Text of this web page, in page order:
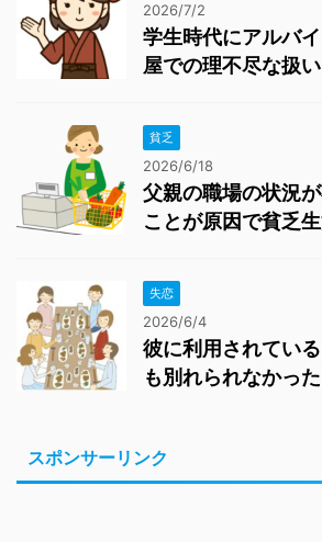
2026/7/2
学生時代にアルバ
屋での理不尽な扱い
貧乏
2026/6/18
父親の職場の状況
ことが原因で貧乏
失恋
2026/6/4
彼に利用されてい
も別れられなかっ
スポンサーリンク